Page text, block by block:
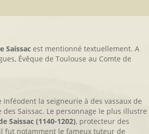
Saissac est mentionné textuellement. A
Évêque de Toulouse au Comte de
inféodent la seigneurie à des vassaux de
Saissac. Le personnage le plus illustre
Saissac (1140-1202), protecteur des
fut notamment le fameux tuteur de